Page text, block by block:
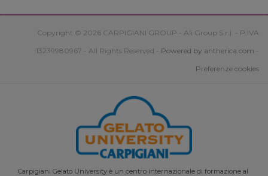
Copyright © 2026 CARPIGIANI GROUP - Ali Group S.r.l. - P.IVA
13239980967 - All Rights Reserved - Powered by antherica.com -
Preferenze cookies
Carpigiani Gelato University è un centro internazionale di formazione al